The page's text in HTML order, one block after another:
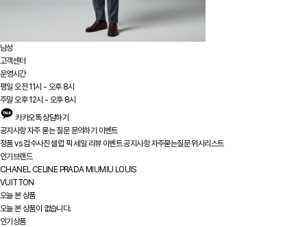
남성
고객센터
운영시간
평일 오전 11시 - 오후 8시
주말 오후 12시 - 오후 8시
카카오톡 상담하기
공지사항자주 묻는 질문문의하기 이벤트
정품 vs검수사진셀럽 픽 세일 리뷰 이벤트공지사항 자주묻는질문위시리스트
인기브랜드
CHANEL CELINE PRADA MIUMIU LOUIS
VUITTON
오늘 본 상품
오늘 본 상품이 없습니다.
인기상품